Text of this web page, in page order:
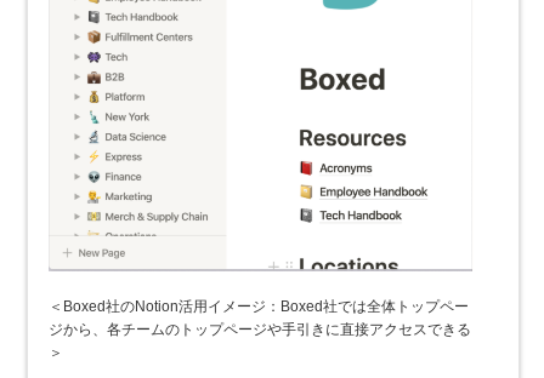
＜Boxed社のNotion活用イメージ：Boxed社では全体トップペー
ジから、各チームのトップページや手引きに直接アクセスできる
＞